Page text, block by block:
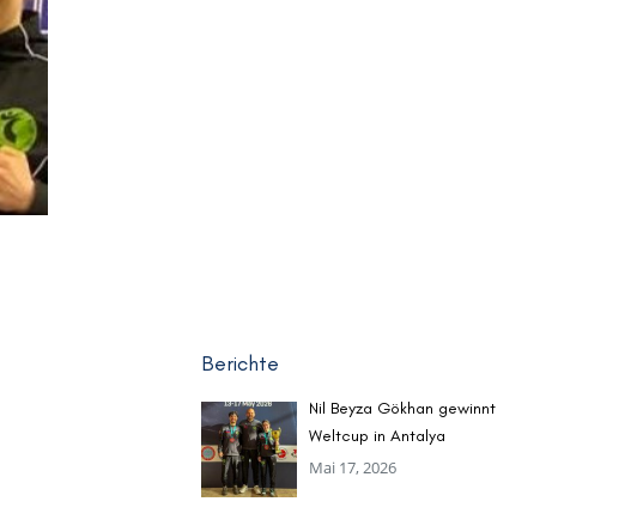
Berichte
Nil Beyza Gökhan gewinnt
Weltcup in Antalya
Mai 17, 2026